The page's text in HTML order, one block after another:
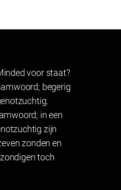
voor staat?
begerig
in een
zijn
zonden en
toch